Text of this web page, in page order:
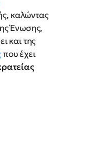
καλώντας
Ένωσης,
και της
που έχει